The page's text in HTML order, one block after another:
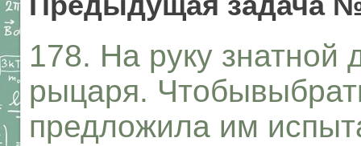
178. На руку
рыцаря.
предложила им